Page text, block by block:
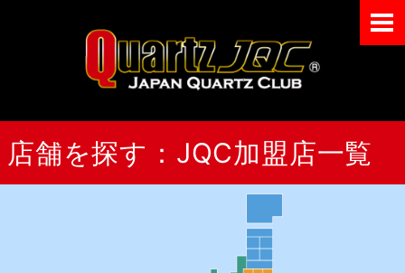
Japan
店舗を探す：JQC加盟店一覧